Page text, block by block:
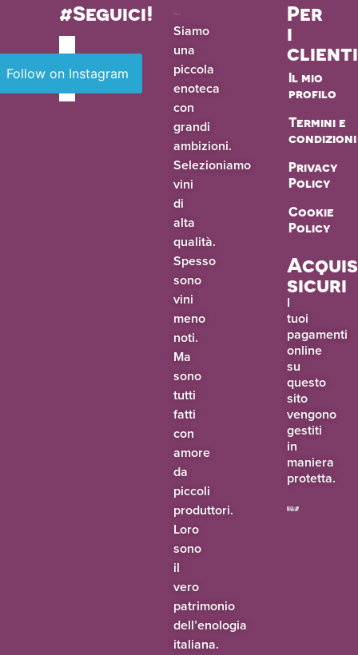
Siamo
una
piccola
enoteca
con
grandi
ambizioni.
Selezioniamo
vini
di
alta
qualità.
Spesso
sono
vini
meno
noti.
Ma
sono
tutti
fatti
con
amore
da
piccoli
produttori.
Loro
sono
il
vero
patrimonio
dell’enologia
italiana.
Per
i
clienti
Il mio
profilo
Termini e
condizioni
Privacy
Policy
Cookie
Policy
sicuri
I
tuoi
pagamenti
online
su
questo
sito
vengono
gestiti
in
maniera
protetta.
#Seguici!
Follow on Instagram